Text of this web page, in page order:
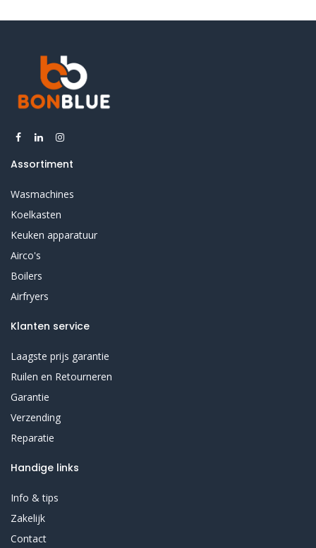
Assortiment
Wasmachines
Koelkasten
Keuken apparatuur
Airco's
Boilers
Airfryers
Klanten service
Laagste prijs garantie
Ruilen en Retourneren
Garantie
Verzending
Reparatie
Handige links
Info & tips
Zakelijk
Contact